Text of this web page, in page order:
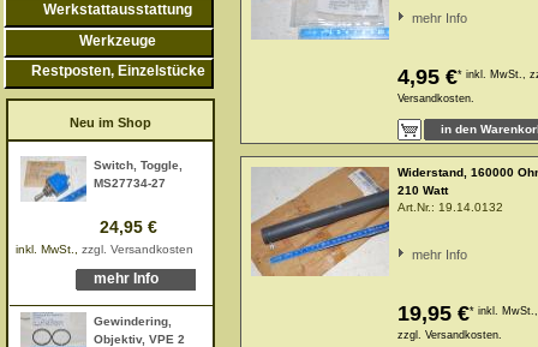
Werkstattausstattung
Werkzeuge
Restposten, Einzelstücke
Neu im Shop
Switch, Toggle,
MS27734-27
24,95 €
inkl. MwSt., zzgl. Versandkosten
mehr Info
Gewindering,
Objektiv, VPE 2
mehr Info
4,95 €* inkl. MwSt.,
Versandkosten.
Widerstand, 160000
210 Watt
Art.Nr.: 19.14.0132
mehr Info
19,95 €* inkl. MwSt.,
zzgl. Versandkosten.